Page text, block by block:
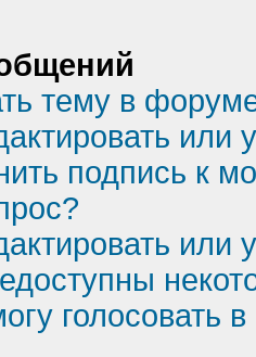
тему в
или
подпись к
или
голосовать